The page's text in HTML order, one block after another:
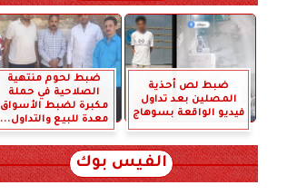
ضبط لص أحذية
المصلين بعد تداول
فيديو الواقعة بسوهاج
ضبط لحوم منتهية
الصلاحية في حملة
مكبرة لضبط الأسواق
معدة للبيع والتداول...
الفيس بوك